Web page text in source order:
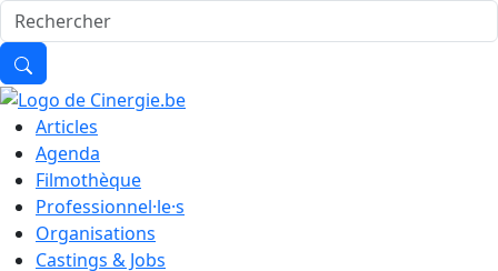
Articles
Agenda
Filmothèque
Professionnel·le·s
Organisations
Castings & Jobs